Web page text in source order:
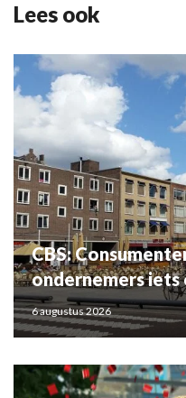
Lees ook
CBS:
ondernemers
6 augustus 2026